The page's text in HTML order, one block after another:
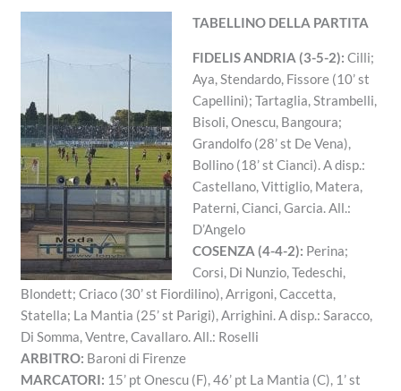
TABELLINO DELLA PARTITA
FIDELIS ANDRIA (3-5-2): Cilli;
Aya, Stendardo, Fissore (10’ st
Capellini); Tartaglia, Strambelli,
Bisoli, Onescu, Bangoura;
Grandolfo (28’ st De Vena),
Bollino (18’ st Cianci). A disp.:
Castellano, Vittiglio, Matera,
Paterni, Cianci, Garcia. All.:
D’Angelo
COSENZA (4-4-2): Perina;
Corsi, Di Nunzio, Tedeschi,
Blondett; Criaco (30’ st Fiordilino), Arrigoni, Caccetta,
Statella; La Mantia (25’ st Parigi), Arrighini. A disp.: Saracco,
Di Somma, Ventre, Cavallaro. All.: Roselli
ARBITRO: Baroni di Firenze
MARCATORI: 15’ pt Onescu (F), 46’ pt La Mantia (C), 1’ st